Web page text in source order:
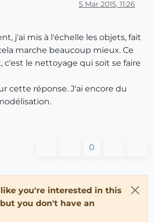
5 Mar 2015, 11:26
j'ai mis à l'échelle les objets, fait
marche beaucoup mieux. Ce
c'est le nettoyage qui soit se faire
cette réponse. J'ai encore du
0
you're interested in this
you don't have an